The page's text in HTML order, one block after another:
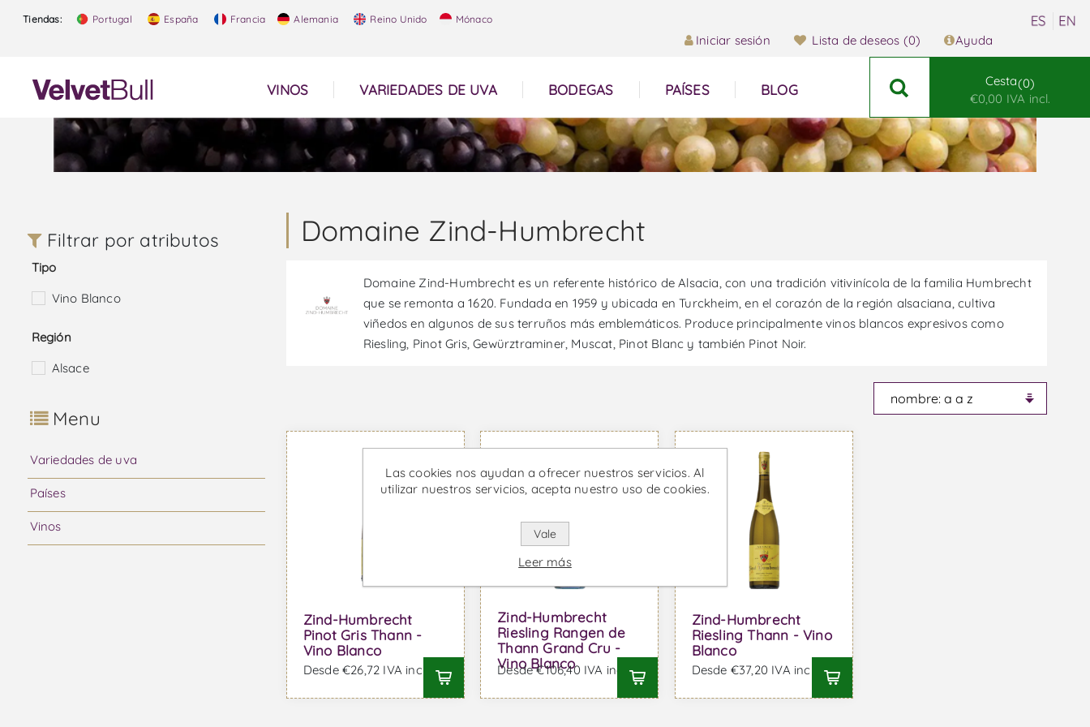
Tiendas: Portugal España Francia Alemania Reino Unido Mónaco
Iniciar sesión Lista de deseos (0) Ayuda
VINOS VARIEDADES DE UVA BODEGAS PAÍSES BLOG
Cesta 0
€0,00 IVA incl.
Domaine Zind-Humbrecht
Domaine Zind-Humbrecht es un referente histórico de Alsacia, con una tradición vitivinícola de la familia Humbrecht
que se remonta a 1620. Fundada en 1959 y ubicada en Turckheim, en el corazón de la región alsaciana, cultiva
viñedos en algunos de sus terruños más emblemáticos. Produce principalmente vinos blancos expresivos como
Riesling, Pinot Gris, Gewürztraminer, Muscat, Pinot Blanc y también Pinot Noir.
Zind-Humbrecht
Pinot Gris Thann -
Vino Blanco
Desde €26,72 IVA incl.
Zind-Humbrecht
Riesling Rangen de
Thann Grand Cru -
Vino Blanco
Desde €106,40 IVA incl.
Zind-Humbrecht
Riesling Thann - Vino
Blanco
Desde €37,20 IVA incl.
Filtrar por atributos
Tipo
Vino Blanco
Región
Alsace
Menu
Variedades de uva
Países
Vinos
Las cookies nos ayudan a ofrecer nuestros servicios. Al
utilizar nuestros servicios, acepta nuestro uso de cookies.
Vale
Leer más